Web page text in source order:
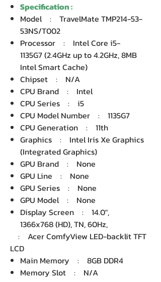
Specification :
Model : TravelMate TMP214-53-
53NS/T002
Processor : Intel Core i5-
1135G7 (2.4GHz up to 4.2GHz, 8MB
Intel Smart Cache)
Chipset : N/A
CPU Brand : Intel
CPU Series : i5
CPU Model Number : 1135G7
CPU Generation : 11th
Graphics : Intel Iris Xe Graphics
(Integrated Graphics)
GPU Brand : None
GPU Line : None
GPU Series : None
GPU Model : None
Display Screen : 14.0",
1366x768 (HD), TN, 60Hz,
: Acer ComfyView LED-backlit TFT
LCD
Main Memory : 8GB DDR4
Memory Slot : N/A